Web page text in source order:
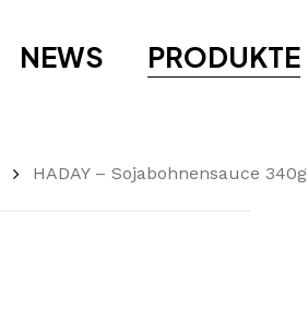
NEWS PRODUKTE
HADAY – Sojabohnensauce 340g